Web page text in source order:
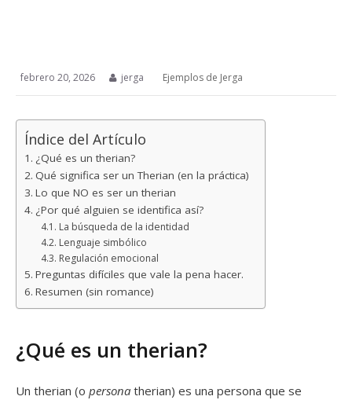
febrero 20, 2026 jerga Ejemplos de Jerga
Índice del Artículo
¿Qué es un therian?
Qué significa ser un Therian (en la práctica)
Lo que NO es ser un therian
¿Por qué alguien se identifica así?
La búsqueda de la identidad
Lenguaje simbólico
Regulación emocional
Preguntas difíciles que vale la pena hacer.
Resumen (sin romance)
¿Qué es un therian?
Un therian (o persona therian) es una persona que se